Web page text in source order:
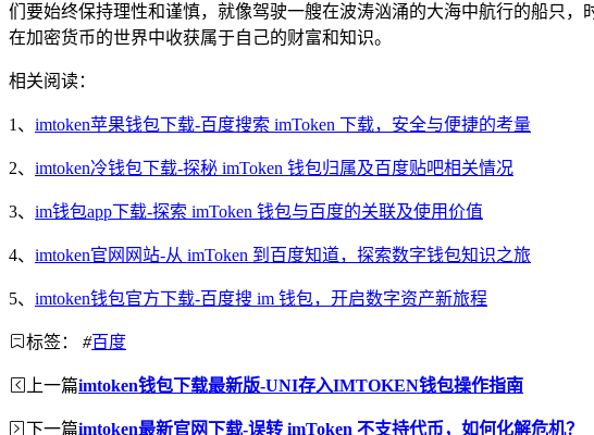
们要始终保持理性和谨慎，就像驾驶一艘在波涛汹涌的大海中航行的船只，
在加密货币的世界中收获属于自己的财富和知识。
相关阅读：
1、 imtoken苹果钱包下载-百度搜索 imToken 下载，安全与便捷的考量
2、 imtoken冷钱包下载-探秘 imToken 钱包归属及百度贴吧相关情况
3、 im钱包app下载-探索 imToken 钱包与百度的关联及使用价值
4、 imtoken官网网站-从 imToken 到百度知道，探索数字钱包知识之旅
5、 imtoken钱包官方下载-百度搜 im 钱包，开启数字资产新旅程
标签： #百度
上一篇imtoken钱包下载最新版-UNI存入IMTOKEN钱包操作指南
下一篇imtoken最新官网下载-误转 imToken 不支持代币，如何化解危机？